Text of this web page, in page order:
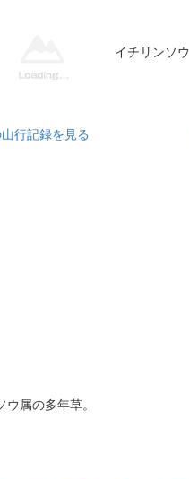
イチリンソウ
行記録を見る
属の多年草。